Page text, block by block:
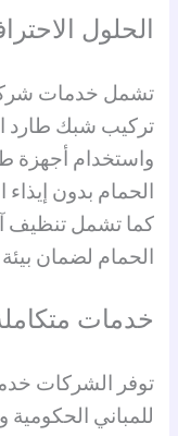
الحلول
تشمل خدمات
تركيب شبك طارد
واستخدام أجهزة
الحمام بدون
كما تشمل تنظيف
الحمام لضمان
خدمات
توفر الشركات
للمباني